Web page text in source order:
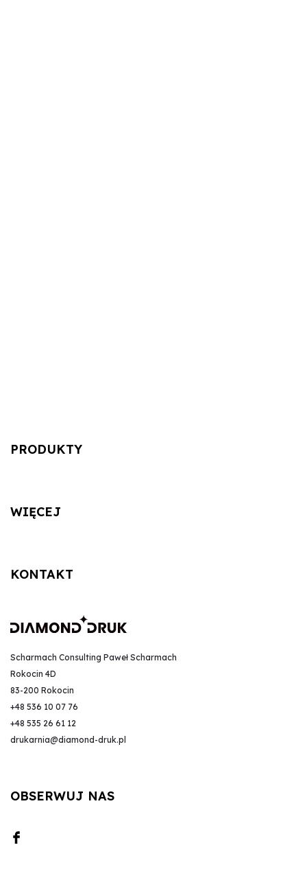
PRODUKTY
WIĘCEJ
KONTAKT
Scharmach Consulting Paweł Scharmach
Rokocin 4D
83-200 Rokocin
+48 536 10 07 76
+48 535 26 61 12
drukarnia@diamond-druk.pl
OBSERWUJ NAS